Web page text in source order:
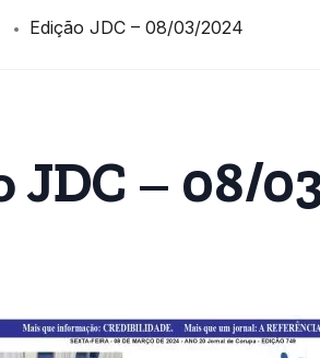
Edição JDC – 08/03/2024
JDC – 08/